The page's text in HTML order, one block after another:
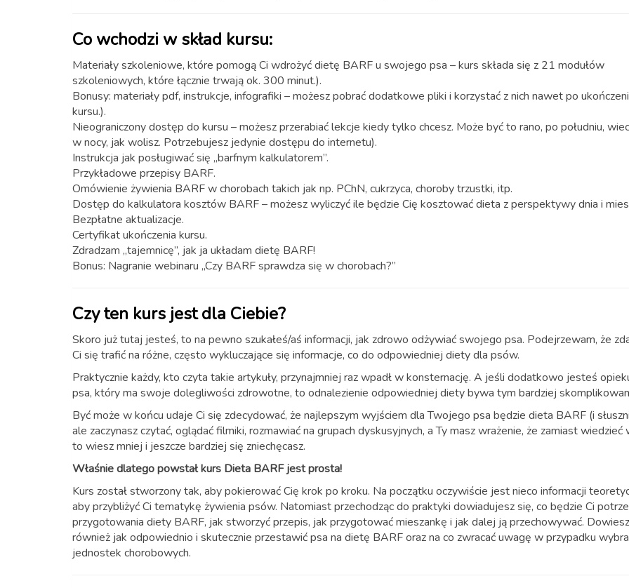
Co wchodzi w skład kursu:
Materiały szkoleniowe, które pomogą Ci wdrożyć dietę BARF u swojego psa – kurs składa się z 21 modułów
szkoleniowych, które łącznie trwają ok. 300 minut.).
Bonusy: materiały pdf, instrukcje, infografiki – możesz pobrać dodatkowe pliki i korzystać z nich nawet po
kursu.).
Nieograniczony dostęp do kursu – możesz przerabiać lekcje kiedy tylko chcesz. Może być to rano, po południu,
w nocy, jak wolisz. Potrzebujesz jedynie dostępu do internetu).
Instrukcja jak posługiwać się „barfnym kalkulatorem”.
Przykładowe przepisy BARF.
Omówienie żywienia BARF w chorobach takich jak np. PChN, cukrzyca, choroby trzustki, itp.
Dostęp do kalkulatora kosztów BARF – możesz wyliczyć ile będzie Cię kosztować dieta z perspektywy dnia i
Bezpłatne aktualizacje.
Certyfikat ukończenia kursu.
Zdradzam „tajemnicę”, jak ja układam dietę BARF!
Bonus: Nagranie webinaru „Czy BARF sprawdza się w chorobach?”
Czy ten kurs jest dla Ciebie?
Skoro już tutaj jesteś, to na pewno szukałeś/aś informacji, jak zdrowo odżywiać swojego psa. Podejrzewam, że
Ci się trafić na różne, często wykluczające się informacje, co do odpowiedniej diety dla psów.
Praktycznie każdy, kto czyta takie artykuły, przynajmniej raz wpadł w konsternację. A jeśli dodatkowo jesteś
psa, który ma swoje dolegliwości zdrowotne, to odnalezienie odpowiedniej diety bywa tym bardziej
Być może w końcu udaje Ci się zdecydować, że najlepszym wyjściem dla Twojego psa będzie dieta BARF (i
ale zaczynasz czytać, oglądać filmiki, rozmawiać na grupach dyskusyjnych, a Ty masz wrażenie, że zamiast wiedzieć
to wiesz mniej i jeszcze bardziej się zniechęcasz.
Właśnie dlatego powstał kurs Dieta BARF jest prosta!
Kurs został stworzony tak, aby pokierować Cię krok po kroku. Na początku oczywiście jest nieco informacji
aby przybliżyć Ci tematykę żywienia psów. Natomiast przechodząc do praktyki dowiadujesz się, co będzie Ci
przygotowania diety BARF, jak stworzyć przepis, jak przygotować mieszankę i jak dalej ją przechowywać.
również jak odpowiednio i skutecznie przestawić psa na dietę BARF oraz na co zwracać uwagę w przypadku
jednostek chorobowych.